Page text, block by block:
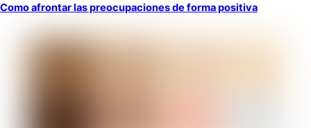
Como afrontar las preocupaciones de forma positiva